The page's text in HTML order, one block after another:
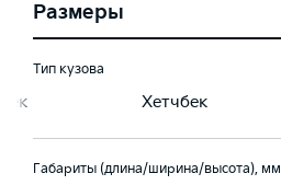
Размеры
Тип кузова
Хетчбек
Габариты (длина/ширина/высота), мм